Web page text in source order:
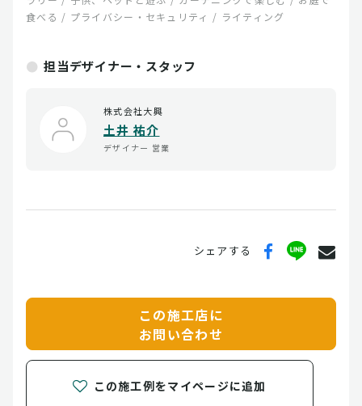
食べる / プライバシー・セキュリティ / ライティング
担当デザイナー・スタッフ
株式会社大興
土井 祐介
デザイナー 営業
シェアする
この施工店に
お問い合わせ
この施工例をマイページに追加